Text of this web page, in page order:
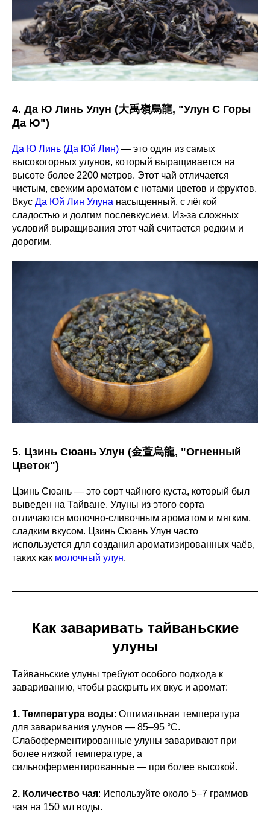
4. Да Ю Линь Улун (大禹嶺烏龍, "Улун С Горы
Да Ю")
Да Ю Линь (Да Юй Лин) — это один из самых
высокогорных улунов, который выращивается на
высоте более 2200 метров. Этот чай отличается
чистым, свежим ароматом с нотами цветов и фруктов.
Вкус Да Юй Лин Улуна насыщенный, с лёгкой
сладостью и долгим послевкусием. Из-за сложных
условий выращивания этот чай считается редким и
дорогим.
5. Цзинь Сюань Улун (金萱烏龍, "Огненный
Цветок")
Цзинь Сюань — это сорт чайного куста, который был
выведен на Тайване. Улуны из этого сорта
отличаются молочно-сливочным ароматом и мягким,
сладким вкусом. Цзинь Сюань Улун часто
используется для создания ароматизированных чаёв,
таких как молочный улун.
Как заваривать тайваньские
улуны
Тайваньские улуны требуют особого подхода к
завариванию, чтобы раскрыть их вкус и аромат:
1. Температура воды: Оптимальная температура
для заваривания улунов — 85–95 °C.
Слабоферментированные улуны заваривают при
более низкой температуре, а
сильноферментированные — при более высокой.
2. Количество чая: Используйте около 5–7 граммов
чая на 150 мл воды.